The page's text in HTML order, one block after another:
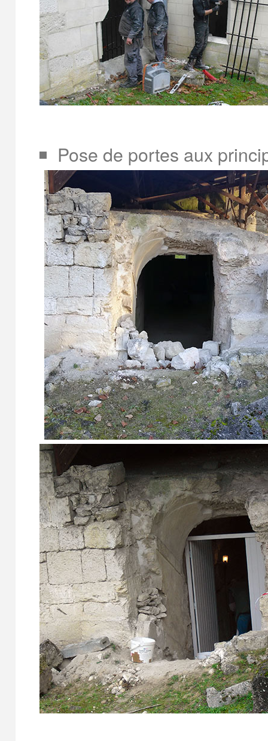
Pose de portes aux